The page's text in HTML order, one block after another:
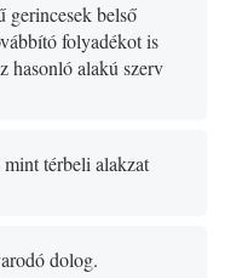
gerincesek belső
folyadékot is
hasonló alakú szerv
térbeli alakzat
dolog.